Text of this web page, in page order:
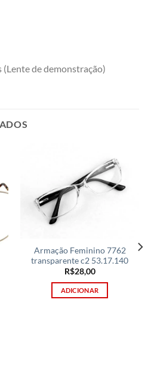
de demonstração)
Armação Feminino 7762
transparente c2 53.17.140
R$28,00
ADICIONAR